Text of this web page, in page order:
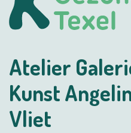
Atelier
Kunst
Vliet